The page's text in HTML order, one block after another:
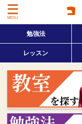
勉強法
レッスン